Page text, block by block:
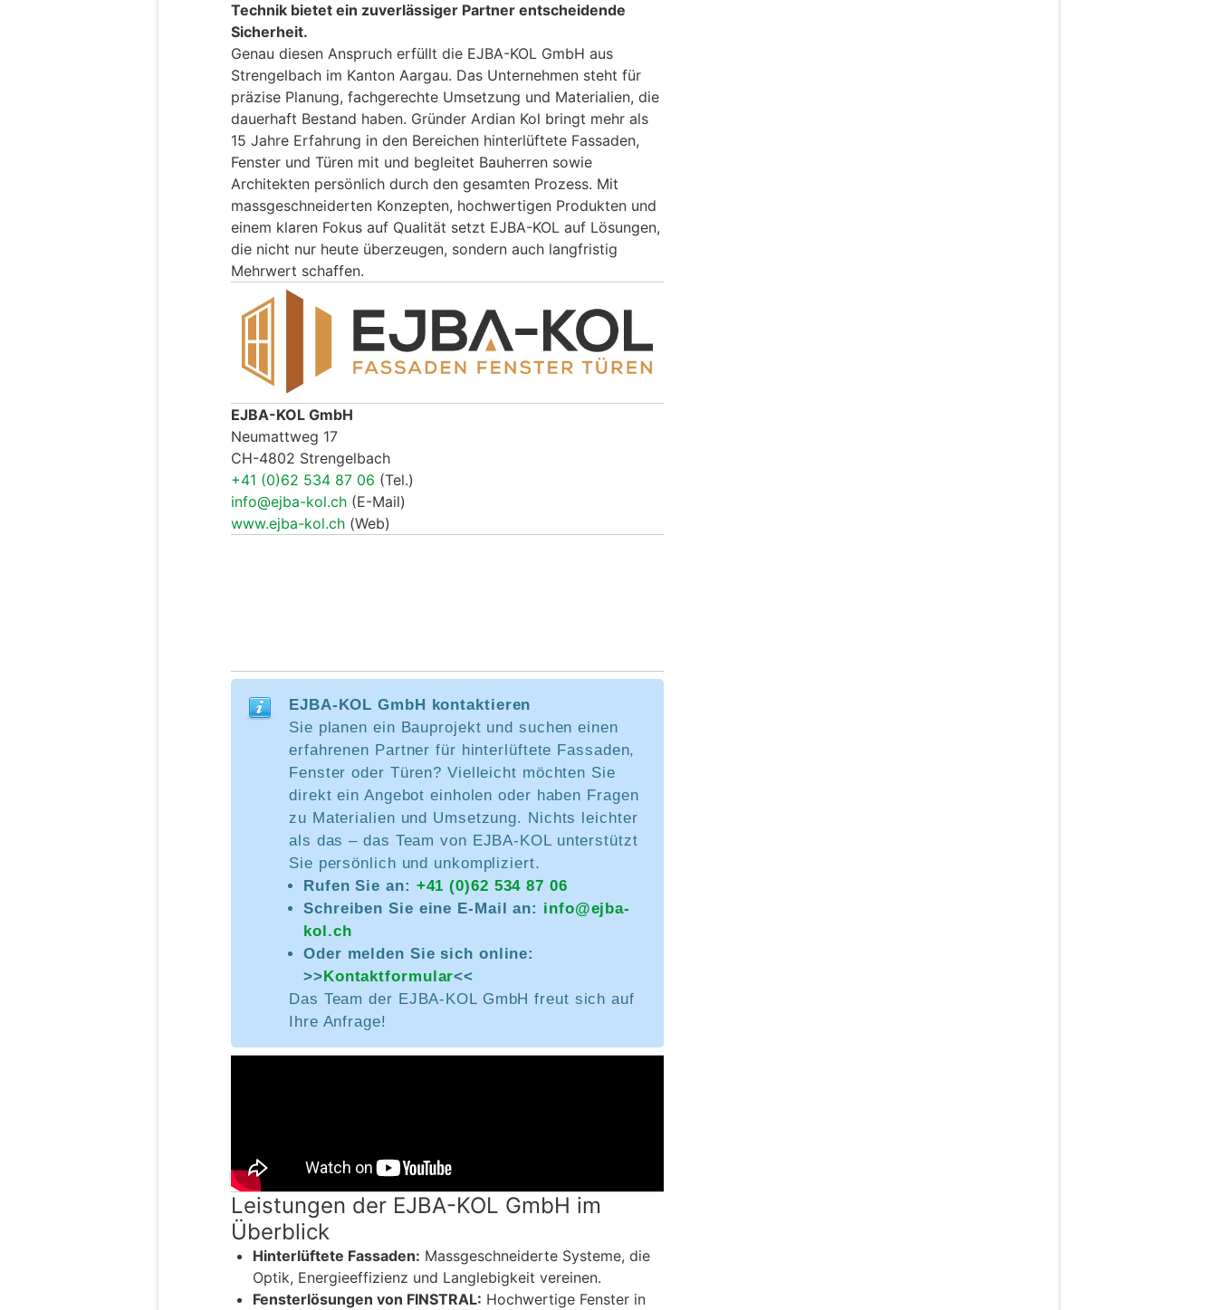
Technik bietet ein zuverlässiger Partner entscheidende
Sicherheit.
Genau diesen Anspruch erfüllt die EJBA-KOL GmbH aus
Strengelbach im Kanton Aargau. Das Unternehmen steht für
präzise Planung, fachgerechte Umsetzung und Materialien, die
dauerhaft Bestand haben. Gründer Ardian Kol bringt mehr als
15 Jahre Erfahrung in den Bereichen hinterlüftete Fassaden,
Fenster und Türen mit und begleitet Bauherren sowie
Architekten persönlich durch den gesamten Prozess. Mit
massgeschneiderten Konzepten, hochwertigen Produkten und
einem klaren Fokus auf Qualität setzt EJBA-KOL auf Lösungen,
die nicht nur heute überzeugen, sondern auch langfristig
Mehrwert schaffen.
EJBA-KOL GmbH
Neumattweg 17
CH-4802 Strengelbach
+41 (0)62 534 87 06 (Tel.)
info@ejba-kol.ch (E-Mail)
www.ejba-kol.ch (Web)
EJBA-KOL GmbH kontaktieren
Sie planen ein Bauprojekt und suchen einen
erfahrenen Partner für hinterlüftete Fassaden,
Fenster oder Türen? Vielleicht möchten Sie
direkt ein Angebot einholen oder haben Fragen
zu Materialien und Umsetzung. Nichts leichter
als das – das Team von EJBA-KOL unterstützt
Sie persönlich und unkompliziert.
Rufen Sie an: +41 (0)62 534 87 06
Schreiben Sie eine E-Mail an: info@ejba-
kol.ch
Oder melden Sie sich online:
>> Kontaktformular<<
Das Team der EJBA-KOL GmbH freut sich auf
Ihre Anfrage!
Leistungen der EJBA-KOL GmbH im
Überblick
Hinterlüftete Fassaden: Massgeschneiderte Systeme, die
Optik, Energieeffizienz und Langlebigkeit vereinen.
Fensterlösungen von FINSTRAL: Hochwertige Fenster in